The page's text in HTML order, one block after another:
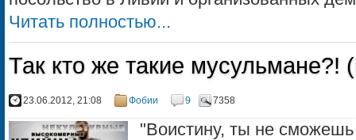
Читать полностью...
Так кто же такие мусульмане?!
23.06.2012, 21:08 Фобии 9 7358
"Воистину, ты не сможешь